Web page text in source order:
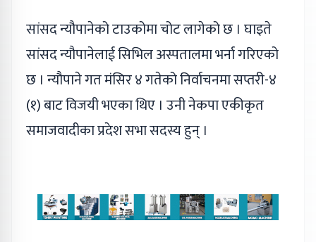
सांसद न्यौपानेको टाउकोमा चोट लागेको छ । घाइते
सांसद न्यौपानेलाई सिभिल अस्पतालमा भर्ना गरिएको
छ । न्यौपाने गत मंसिर ४ गतेको निर्वाचनमा सप्तरी-४
(१) बाट विजयी भएका थिए । उनी नेकपा एकीकृत
समाजवादीका प्रदेश सभा सदस्य हुन् ।